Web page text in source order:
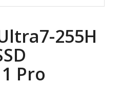
255H
Pro